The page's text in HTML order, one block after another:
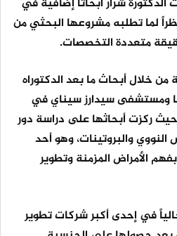
الدكتورة شرار أبحاثاً إضافية في
لما تطلبه مشروعها البحثي من
متعددة التخصصات.
خلال أبحاث ما بعد الدكتوراه
ومستشفى سيدارز سيناي في
حيث ركزت أبحاثها على دراسة دور
والبروتينات، وهو أحد
الأمراض المزمنة وتطوير
في إحدى أكبر شركات تطوير